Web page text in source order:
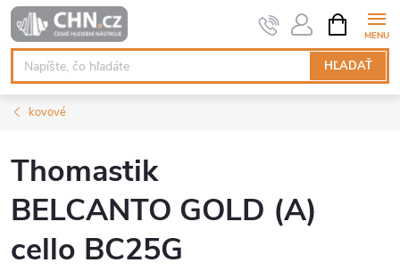
Prejsť
na
obsah
HĽADAŤ
KOŠÍK
kovové
Thomastik
BELCANTO GOLD (A)
cello BC25G